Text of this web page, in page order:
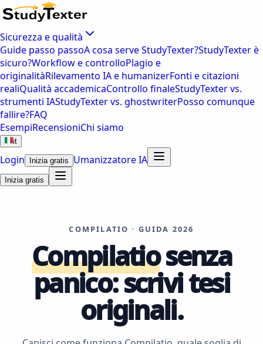
Sicurezza e qualità
Guide passo passoA cosa serve StudyTexter?StudyTexter è
sicuro?Workflow e controlloPlagio e
originalitàRilevamento IA e humanizerFonti e citazioni
realiQualità accademicaControllo finaleStudyTexter vs.
strumenti IAStudyTexter vs. ghostwriterPosso comunque
fallire?FAQ
EsempiRecensioniChi siamo
it
Login Inizia gratis Umanizzatore IA
Inizia gratis
COMPILATIO · GUIDA 2026
Compilatiosenza
panico: scrivi tesi
originali.